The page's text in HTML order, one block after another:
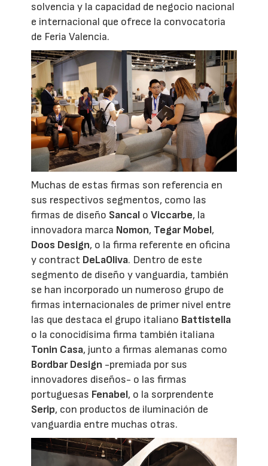
solvencia y la capacidad de negocio nacional
e internacional que ofrece la convocatoria
de Feria Valencia.
Muchas de estas firmas son referencia en
sus respectivos segmentos, como las
firmas de diseño Sancal oViccarbe, la
innovadora marca Nomon, Tegar Mobel,
Doos Design, o la firma referente en oficina
y contract DeLaOliva. Dentro de este
segmento de diseño y vanguardia, también
se han incorporado un numeroso grupo de
firmas internacionales de primer nivel entre
las que destaca el grupo italiano Battistella
o la conocidísima firma también italiana
Tonin Casa, junto a firmas alemanas como
Bordbar Design -premiada por sus
innovadores diseños- o las firmas
portuguesas Fenabel, o la sorprendente
Serip, con productos de iluminación de
vanguardia entre muchas otras.